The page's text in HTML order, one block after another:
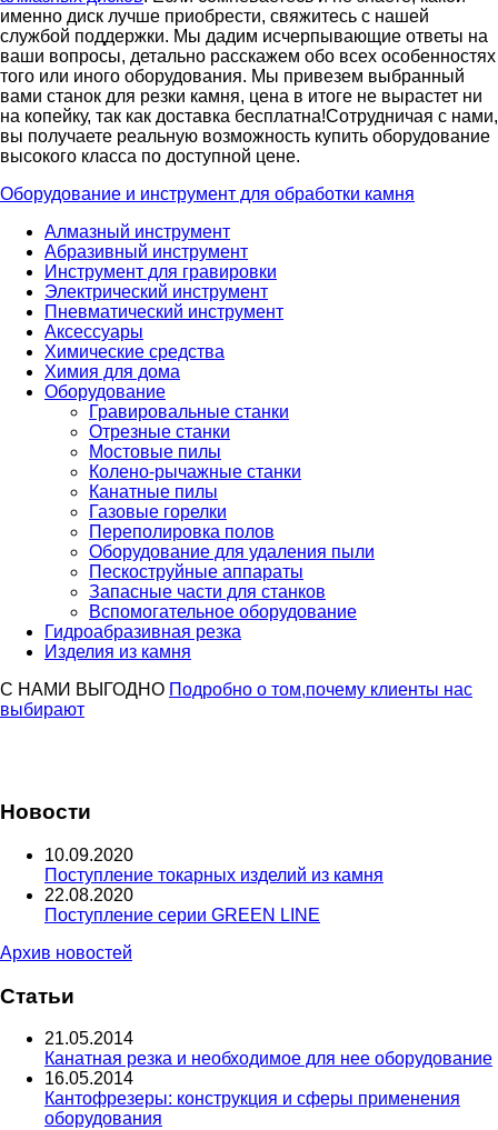
именно диск лучше приобрести, свяжитесь с нашей
службой поддержки. Мы дадим исчерпывающие ответы на
ваши вопросы, детально расскажем обо всех особенностях
того или иного оборудования. Мы привезем выбранный
вами станок для резки камня, цена в итоге не вырастет ни
на копейку, так как доставка бесплатна!Сотрудничая с нами,
вы получаете реальную возможность купить оборудование
высокого класса по доступной цене.
Оборудование и инструмент для обработки камня
Алмазный инструмент
Абразивный инструмент
Инструмент для гравировки
Электрический инструмент
Пневматический инструмент
Аксессуары
Химические средства
Химия для дома
Оборудование
Гравировальные станки
Отрезные станки
Мостовые пилы
Колено-рычажные станки
Канатные пилы
Газовые горелки
Переполировка полов
Оборудование для удаления пыли
Пескоструйные аппараты
Запасные части для станков
Вспомогательное оборудование
Гидроабразивная резка
Изделия из камня
С НАМИ ВЫГОДНО Подробно о том,почему клиенты нас
выбирают
Новости
10.09.2020
Поступление токарных изделий из камня
22.08.2020
Поступление серии GREEN LINE
Архив новостей
Статьи
21.05.2014
Канатная резка и необходимое для нее оборудование
16.05.2014
Кантофрезеры: конструкция и сферы применения
оборудования